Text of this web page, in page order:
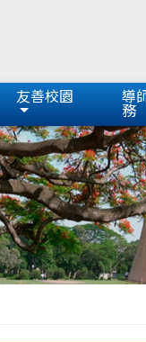
友善校園
導
務